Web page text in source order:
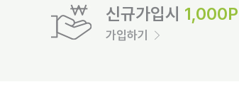
신규가입시 1,000P
가입하기